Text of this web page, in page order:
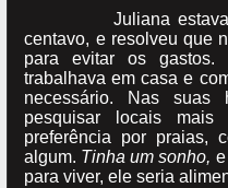
Juliana estava
centavo, e resolveu que
para evitar os
trabalhava em casa e
necessário. Nas
pesquisar locais mais
preferência por praias,
algum. Tinha um sonho,
para viver, ele seria